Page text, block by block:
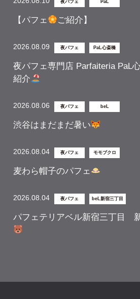
夜パフェ PaL
【パフェ ご紹介】
2026.08.09 夜パフェ PaL心斎橋
夜パフェ専門店 Parfaiteria PaL
紹介
2026.08.06 夜パフェ beL
渋谷はまだまだ暑い
2026.08.04 夜パフェ モモブクロ
麦わら帽子のパフェ
2026.08.04 夜パフェ beL新宿三丁目
パフェテリアベル新宿三丁目